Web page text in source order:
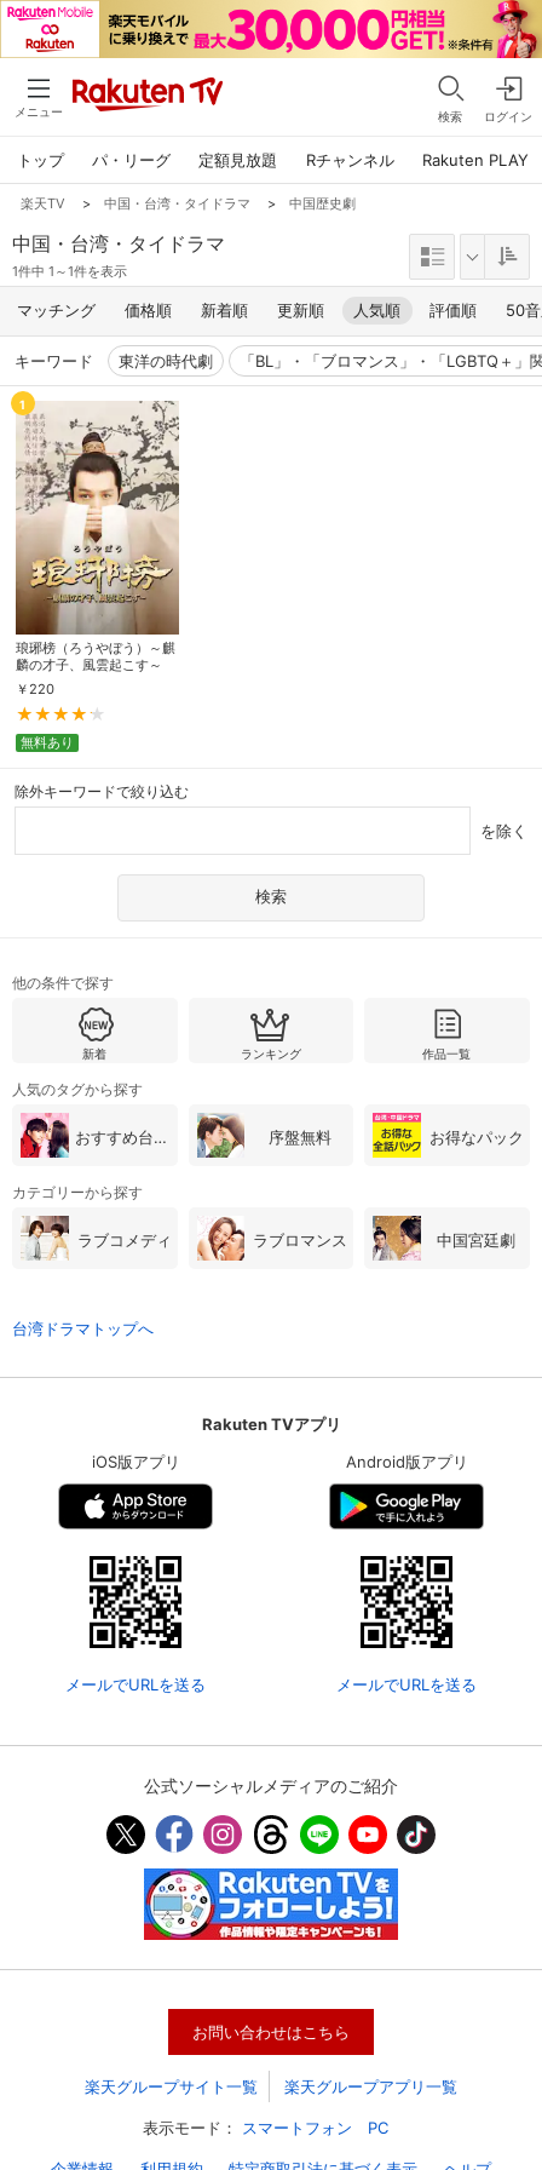
メニュー 検索 ログイン
トップ パ・リーグ 定額見放題 Rチャンネル Rakuten PLAY
会員設定 会員情報 閉じる
ジットカード情報の変更が可能です。
決済方法変更 決済方法の変更が可能です。
楽天TV > 中国・台湾・タイドラマ > 中国歴史劇
中国・台湾・タイドラマ
1件中 1～1件を表示
マッチング 価格順 新着順 更新順 人気順 評価順 50
キーワード 東洋の時代劇 「BL」・「ブロマンス」・「LGBTQ＋」
1
琅琊榜（ろうやぼう）～麒
麟の才子、風雲起こす～
￥ 220
無料あり
除外キーワードで絞り込む
を除く
他の条件で探す
新着 ランキング 作品一覧
人気のタグから探す
おすすめ台湾・中国ドラマ 序盤無料 お得なパック
カテゴリーから探す
ラブコメディ ラブロマンス 中国宮廷劇
台湾ドラマトップへ
Rakuten TVアプリ
iOS版アプリ
メールでURLを送る
Android版アプリ
メールでURLを送る
公式ソーシャルメディアのご紹介
お問い合わせはこちら
楽天グループサイト一覧 楽天グループアプリ一覧
表示モード： スマートフォン PC